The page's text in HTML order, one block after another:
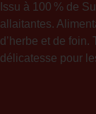
Issu à 100 % de
allaitantes.
d’herbe et de
délicatesse pour